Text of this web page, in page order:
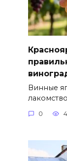
Винные
0